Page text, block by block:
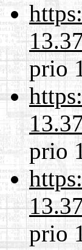
prio
prio
prio